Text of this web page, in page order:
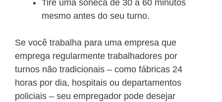
Tire uma soneca de 30 a 60 minutos
mesmo antes do seu turno.
Se você trabalha para uma empresa que
emprega regularmente trabalhadores por
turnos não tradicionais – como fábricas 24
horas por dia, hospitais ou departamentos
policiais – seu empregador pode desejar